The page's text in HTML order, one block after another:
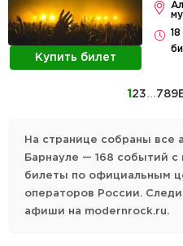
Купить билет
1 23...789
На странице собраны все
Барнауле — 168 событий с
билеты по официальным
операторов России.
афиши на modernrock.ru.